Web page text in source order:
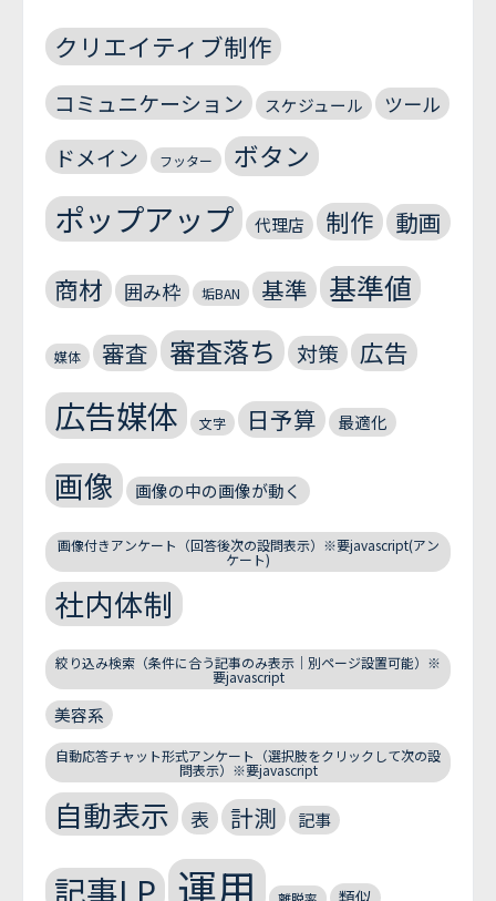
クリエイティブ制作
コミュニケーション スケジュール ツール
ドメイン フッター ボタン
ポップアップ 代理店 制作 動画
商材 囲み枠 垢BAN 基準 基準値
媒体 審査 審査落ち 対策 広告
広告媒体 文字 日予算 最適化
画像 画像の中の画像が動く
画像付きアンケート（回答後次の設問表示）※要javascript(アン
ケート)
社内体制
絞り込み検索（条件に合う記事のみ表示｜別ページ設置可能）※
要javascript
美容系
自動応答チャット形式アンケート（選択肢をクリックして次の設
問表示）※要javascript
自動表示 表 計測 記事
記事LP 運用